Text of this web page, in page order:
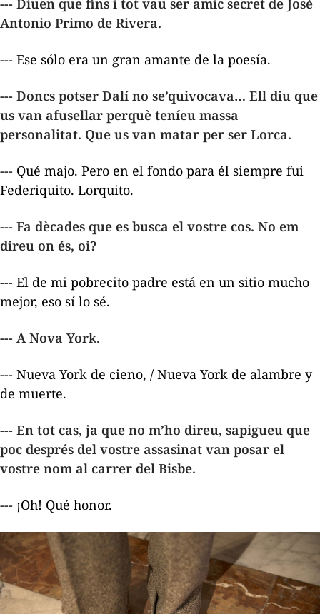
--- Diuen que fins i tot vau ser amic secret de José
Antonio Primo de Rivera.
--- Ese sólo era un gran amante de la poesía.
--- Doncs potser Dalí no se’quivocava… Ell diu que
us van afusellar perquè teníeu massa
personalitat. Que us van matar per ser Lorca.
--- Qué majo. Pero en el fondo para él siempre fui
Federiquito. Lorquito.
--- Fa dècades que es busca el vostre cos. No em
direu on és, oi?
--- El de mi pobrecito padre está en un sitio mucho
mejor, eso sí lo sé.
--- A Nova York.
--- Nueva York de cieno, / Nueva York de alambre y
de muerte.
--- En tot cas, ja que no m’ho direu, sapigueu que
poc després del vostre assasinat van posar el
vostre nom al carrer del Bisbe.
--- ¡Oh! Qué honor.